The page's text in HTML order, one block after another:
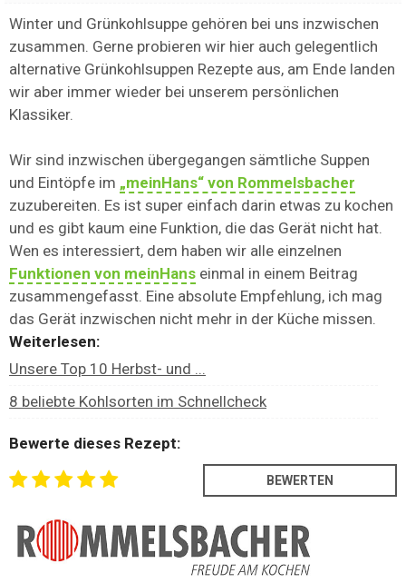
Winter und Grünkohlsuppe gehören bei uns inzwischen
zusammen. Gerne probieren wir hier auch gelegentlich
alternative Grünkohlsuppen Rezepte aus, am Ende landen
wir aber immer wieder bei unserem persönlichen
Klassiker.
Wir sind inzwischen übergegangen sämtliche Suppen
und Eintöpfe im „meinHans“ von Rommelsbacher
zuzubereiten. Es ist super einfach darin etwas zu kochen
und es gibt kaum eine Funktion, die das Gerät nicht hat.
Wen es interessiert, dem haben wir alle einzelnen
Funktionen von meinHans einmal in einem Beitrag
zusammengefasst. Eine absolute Empfehlung, ich mag
das Gerät inzwischen nicht mehr in der Küche missen.
Weiterlesen:
Unsere Top 10 Herbst- und ...
8 beliebte Kohlsorten im Schnellcheck
Bewerte dieses Rezept: